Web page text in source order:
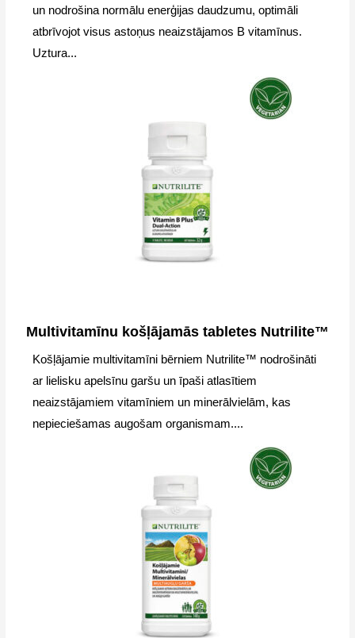
un nodrošina normālu enerģijas daudzumu, optimāli
atbrīvojot visus astoņus neaizstājamos B vitamīnus.
Uztura...
Multivitamīnu košļājamās tabletes Nutrilite™
Košļājamie multivitamīni bērniem Nutrilite™ nodrošināti
ar lielisku apelsīnu garšu un īpaši atlasītiem
neaizstājamiem vitamīniem un minerālvielām, kas
nepieciešamas augošam organismam....